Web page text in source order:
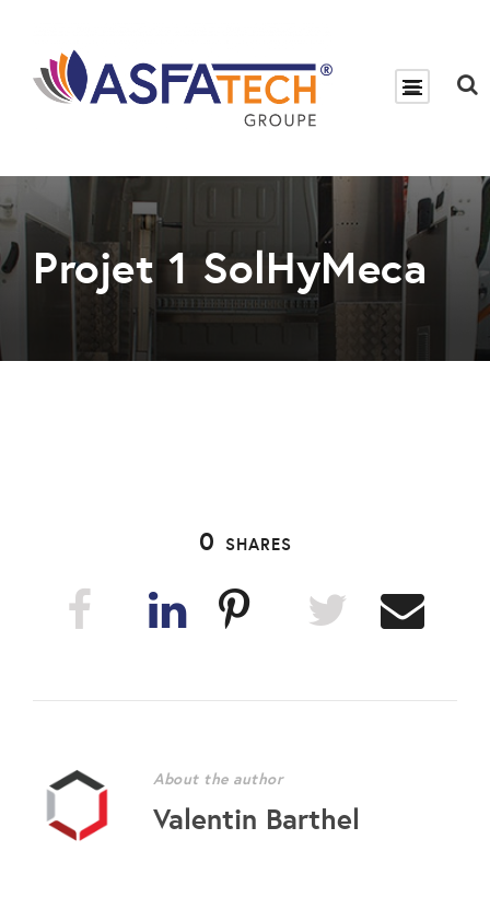
Projet 1 SolHyMeca
0 SHARES
About the author
Valentin Barthel